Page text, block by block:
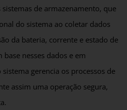
de armazenamento, que
do sistema ao coletar dados
da bateria, corrente e estado de
base nesses dados e em
gerencia os processos de
assim uma operação segura,